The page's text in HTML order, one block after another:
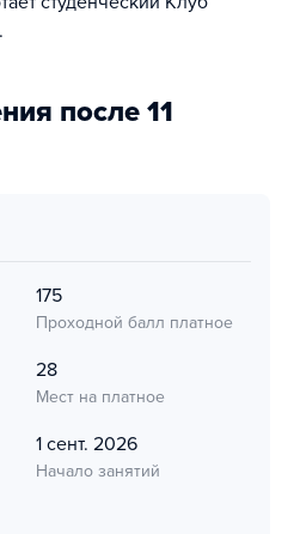
после 11
175
Проходной балл платное
28
Мест на платное
1 сент. 2026
Начало занятий